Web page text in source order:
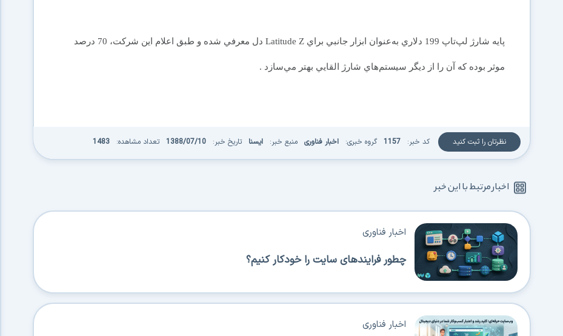
پايه شارژ لپ‌تاپ 199 دلاري به‌عنوان ابزار جانبي براي Latitude Z دل معرفي شده و طبق اعلام اين شركت، 70 درصد
موثر بوده كه آن را از ديگر سيستم‌هاي شارژ القايي بهتر مي‌سازد .
نظرتان را ثبت کنید کد خبر: 1157 گروه خبری: اخبار فناوری منبع خبر: ایسنا تاریخ خبر: 1388/07/10 تعداد مشاهده: 1483
اخبار مرتبط با این خبر
چطور فرایندهای سایت را خودکار کنیم؟
اخبار فناوری
اخبار فناوری